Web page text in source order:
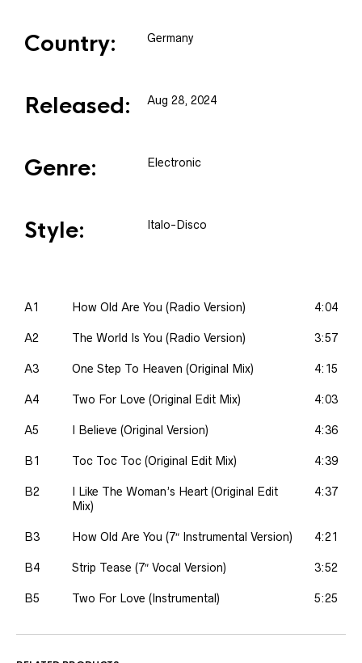
Country: Germany
Released: Aug 28, 2024
Genre: Electronic
Style: Italo-Disco
A1 How Old Are You (Radio Version) 4:04
A2 The World Is You (Radio Version) 3:57
A3 One Step To Heaven (Original Mix) 4:15
A4 Two For Love (Original Edit Mix) 4:03
A5 I Believe (Original Version) 4:36
B1 Toc Toc Toc (Original Edit Mix) 4:39
B2
I Like The Woman’s Heart (Original Edit
Mix)
4:37
B3 How Old Are You (7″ Instrumental Version) 4:21
B4 Strip Tease (7″ Vocal Version) 3:52
B5 Two For Love (Instrumental) 5:25